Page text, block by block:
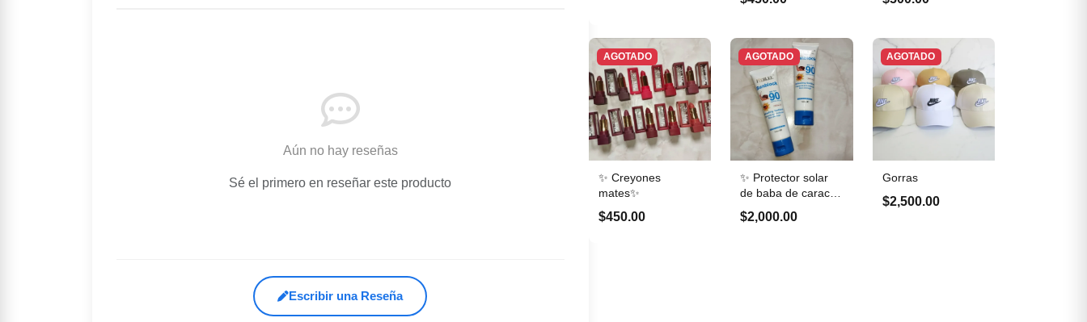
Aún no hay reseñas
Sé el primero en reseñar este producto
Escribir una Reseña
AGOTADO
✨ Creyones
mates✨
$450.00
AGOTADO
✨ Protector solar
de baba de caracol
90 spf✨
$2,000.00
AGOTADO
Gorras
$2,500.00